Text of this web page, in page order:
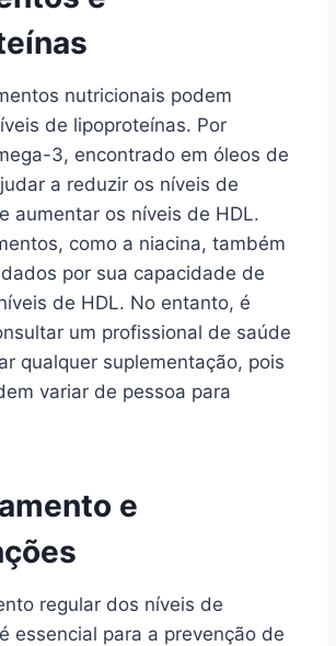
nutricionais podem
de lipoproteínas. Por
3, encontrado em óleos de
a reduzir os níveis de
aumentar os níveis de HDL.
como a niacina, também
por sua capacidade de
de HDL. No entanto, é
um profissional de saúde
qualquer suplementação, pois
variar de pessoa para
e
regular dos níveis de
essencial para a prevenção de